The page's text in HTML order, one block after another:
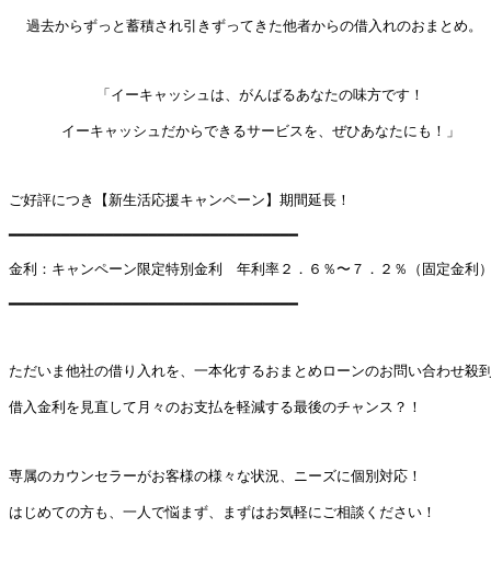
  過去からずっと蓄積され引きずってきた他者からの借入れのおまとめ。
          「イーキャッシュは、がんばるあなたの味方です！
      イーキャッシュだからできるサービスを、ぜひあなたにも！」
ご好評につき【新生活応援キャンペーン】期間延長！
━━━━━━━━━━━━━━━━━━━━━━━━━━━━━━━━━
金利：キャンペーン限定特別金利　年利率２．６％〜７．２％（固定金利
━━━━━━━━━━━━━━━━━━━━━━━━━━━━━━━━━
ただいま他社の借り入れを、一本化するおまとめローンのお問い合わせ殺
借入金利を見直して月々のお支払を軽減する最後のチャンス？！
専属のカウンセラーがお客様の様々な状況、ニーズに個別対応！
はじめての方も、一人で悩まず、まずはお気軽にご相談ください！